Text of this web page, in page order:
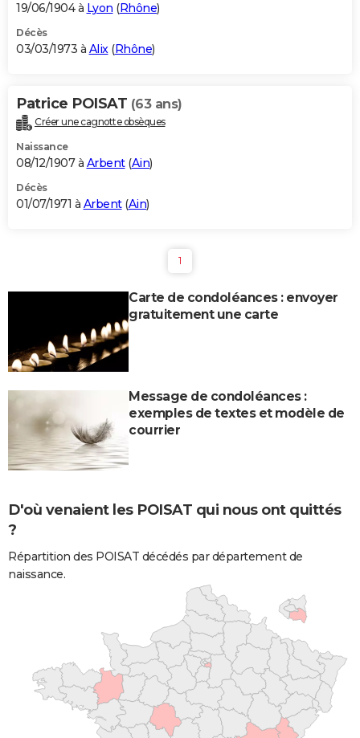
19/06/1904 à Lyon (Rhône)
Décès
03/03/1973 à Alix(Rhône)
Patrice POISAT (63 ans)
Créer une cagnotte obsèques
Naissance
08/12/1907 à Arbent(Ain)
Décès
01/07/1971 à Arbent(Ain)
1
Carte de condoléances : envoyer
gratuitement une carte
Message de condoléances :
exemples de textes et modèle de
courrier
D'où venaient les POISAT qui nous ont quittés
?
Répartition des POISAT décédés par département de
naissance.